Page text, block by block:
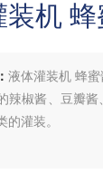
装机
液体灌装机 蜂
辣椒酱、豆瓣
的灌装。